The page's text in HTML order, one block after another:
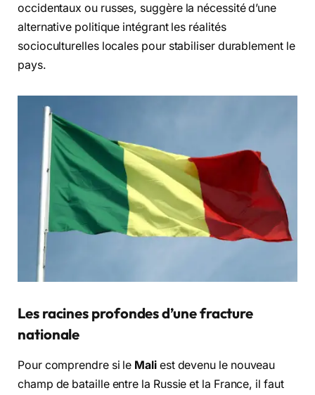
occidentaux ou russes, suggère la nécessité d’une
alternative politique intégrant les réalités
socioculturelles locales pour stabiliser durablement le
pays.
Les racines profondes d’une fracture
nationale
Pour comprendre si le Maliest devenu le nouveau
champ de bataille entre la Russie et la France, il faut